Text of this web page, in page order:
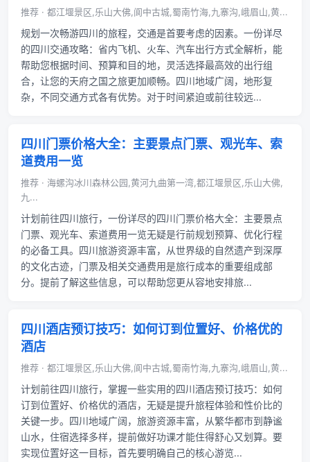
推荐 · 都江堰景区,乐山大佛,阆中古城,蜀南竹海,九寨沟,峨眉山,黄...
规划一次畅游四川的旅程，交通是首要考虑的因素。一份详尽
的四川交通攻略：省内飞机、火车、汽车出行方式全解析，能
帮助您根据时间、预算和目的地，灵活选择最高效的出行组
合，让您的天府之国之旅更加顺畅。四川地域广阔，地形复
杂，不同交通方式各有优势。对于时间紧迫或前往较远...
四川门票价格大全：主要景点门票、观光车、索
道费用一览
推荐 · 海螺沟冰川森林公园,黄河九曲第一湾,都江堰景区,乐山大佛,
九...
计划前往四川旅行，一份详尽的四川门票价格大全：主要景点
门票、观光车、索道费用一览无疑是行前规划预算、优化行程
的必备工具。四川旅游资源丰富，从世界级的自然遗产到深厚
的文化古迹，门票及相关交通费用是旅行成本的重要组成部
分。提前了解这些信息，可以帮助您更从容地安排旅...
四川酒店预订技巧：如何订到位置好、价格优的
酒店
推荐 · 都江堰景区,乐山大佛,阆中古城,蜀南竹海,九寨沟,峨眉山,黄...
计划前往四川旅行，掌握一些实用的四川酒店预订技巧：如何
订到位置好、价格优的酒店，无疑是提升旅程体验和性价比的
关键一步。四川地域广阔，旅游资源丰富，从繁华都市到静谧
山水，住宿选择多样，提前做好功课才能住得舒心又划算。要
实现位置好这一目标，首先要明确自己的核心游览...